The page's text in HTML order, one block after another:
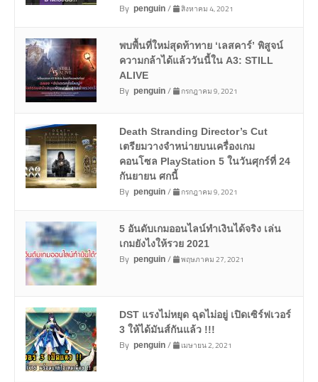
By penguin/ สิงหาคม 4, 2021
พบพื้นที่ใหม่สุดท้าทาย ‘เลสคาร์’ พิสูจน์
ความกล้าได้แล้ววันนี้ใน A3: STILL
ALIVE
By penguin/ กรกฎาคม 9, 2021
Death Stranding Director’s Cut
เตรียมวางจำหน่ายบนเครื่องเกม
คอนโซล PlayStation 5 ในวันศุกร์ที่ 24
กันยายน ศกนี้
By penguin/ กรกฎาคม 9, 2021
5 อันดับเกมออนไลน์ทำเงินได้จริง เล่น
เกมยังไงให้รวย 2021
By penguin/ พฤษภาคม 27, 2021
DST แรงไม่หยุด ฉุดไม่อยู่ เปิดเซิร์ฟเวอร์
3 ให้ได้มันส์กันแล้ว !!!
By penguin/ เมษายน 2, 2021